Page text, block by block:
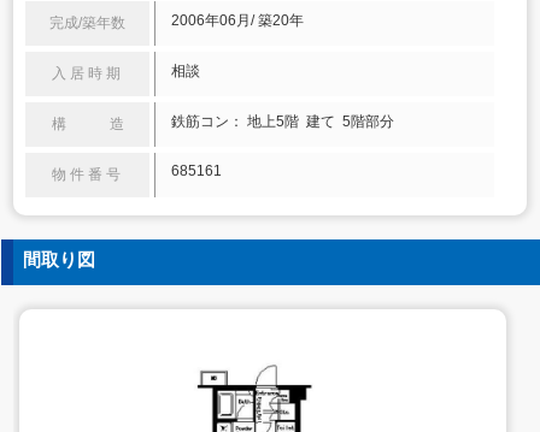
完成/築年数 2006年06月/ 築20年
入居時期 相談
構 造 鉄筋コン： 地上5階 建て 5階部分
物件番号 685161
間取り図